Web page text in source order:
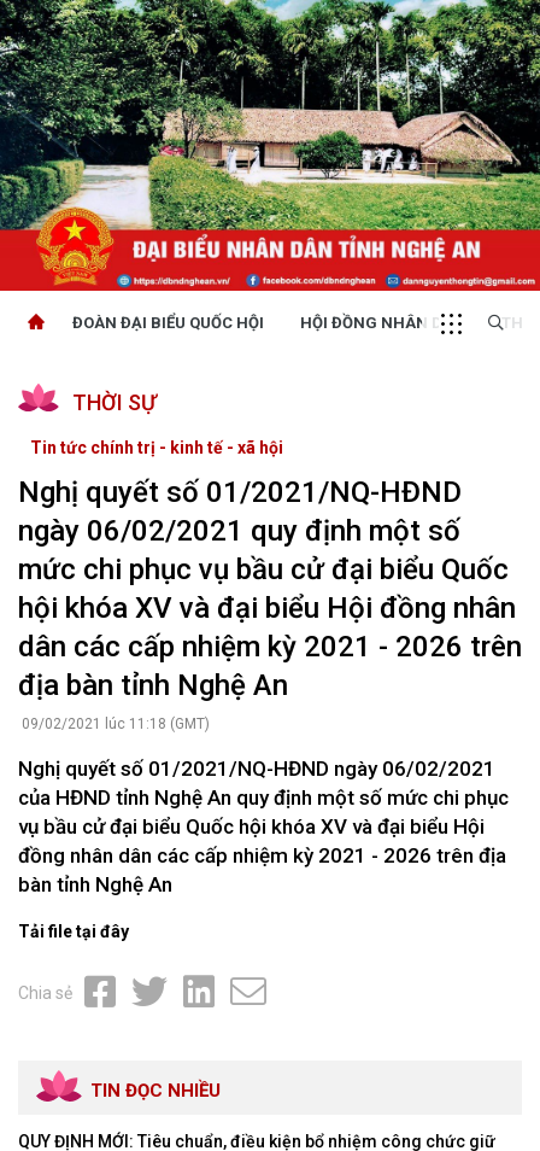
ĐOÀN ĐẠI BIỂU QUỐC HỘI HỘI ĐỒNG NHÂN DÂN
THỜI SỰ
Tin tức chính trị - kinh tế - xã hội
Nghị quyết số 01/2021/NQ-HĐND
ngày 06/02/2021 quy định một số
mức chi phục vụ bầu cử đại biểu Quốc
hội khóa XV và đại biểu Hội đồng nhân
dân các cấp nhiệm kỳ 2021 - 2026 trên
địa bàn tỉnh Nghệ An
09/02/2021 lúc 11:18 (GMT)
Nghị quyết số 01/2021/NQ-HĐND ngày 06/02/2021
của HĐND tỉnh Nghệ An quy định một số mức chi phục
vụ bầu cử đại biểu Quốc hội khóa XV và đại biểu Hội
đồng nhân dân các cấp nhiệm kỳ 2021 - 2026 trên địa
bàn tỉnh Nghệ An
Tải file tại đây
Chia sẻ
TIN ĐỌC NHIỀU
QUY ĐỊNH MỚI: Tiêu chuẩn, điều kiện bổ nhiệm công chức giữ